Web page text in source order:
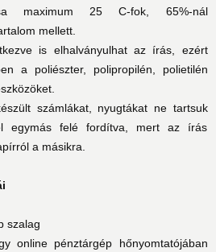
maximum 25 C-fok, 65%-nál
mellett.
is elhalványulhat az írás, ezért
a poliészter, polipropilén, polietilén
számlákat, nyugtákat ne tartsuk
egymás felé fordítva, mert az írás
a másikra.
szalag
online pénztárgép hőnyomtatójában